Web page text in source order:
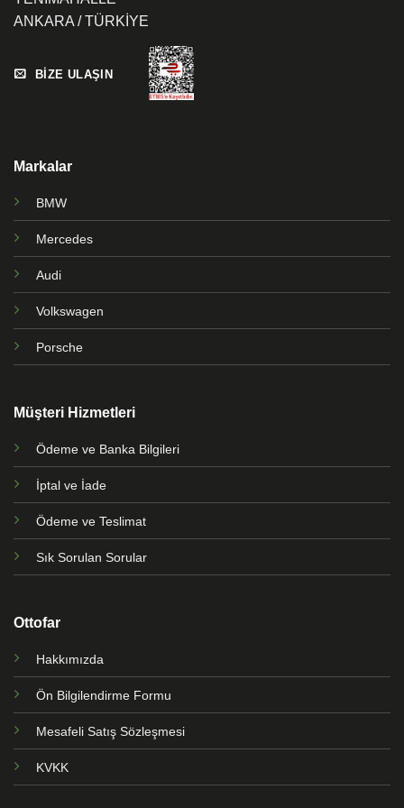
ANKARA / TÜRKİYE
BİZE ULAŞIN
Markalar
BMW
Mercedes
Audi
Volkswagen
Porsche
Müşteri Hizmetleri
Ödeme ve Banka Bilgileri
İptal ve İade
Ödeme ve Teslimat
Sık Sorulan Sorular
Ottofar
Hakkımızda
Ön Bilgilendirme Formu
Mesafeli Satış Sözleşmesi
KVKK